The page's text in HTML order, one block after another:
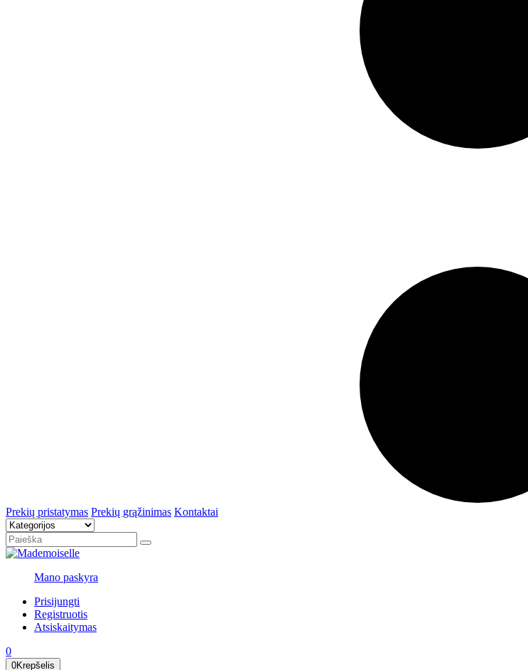
Prekių pristatymas Prekių grąžinimas Kontaktai
Mano paskyra
Prisijungti
Registruotis
Atsiskaitymas
0
0Krepšelis